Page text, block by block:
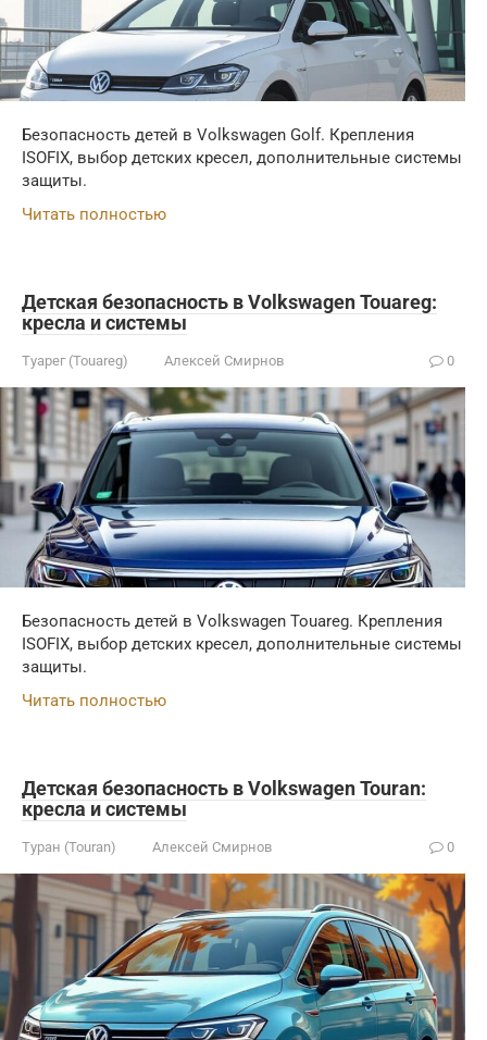
Безопасность детей в Volkswagen Golf. Крепления
ISOFIX, выбор детских кресел, дополнительные системы
защиты.
Читать полностью
Детская безопасность в Volkswagen Touareg:
кресла и системы
Туарег (Touareg) Алексей Смирнов 0
Безопасность детей в Volkswagen Touareg. Крепления
ISOFIX, выбор детских кресел, дополнительные системы
защиты.
Читать полностью
Детская безопасность в Volkswagen Touran:
кресла и системы
Туран (Touran) Алексей Смирнов 0